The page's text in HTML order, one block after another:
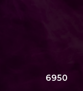
6950